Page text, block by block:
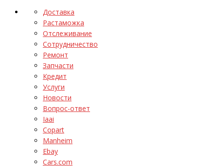
Доставка
Растаможка
Отслеживание
Сотрудничество
Ремонт
Запчасти
Кредит
Услуги
Новости
Вопрос-ответ
Iaai
Copart
Manheim
Ebay
Cars.com